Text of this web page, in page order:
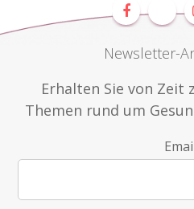
Newsletter-
Erhalten Sie von Zeit
Themen rund um